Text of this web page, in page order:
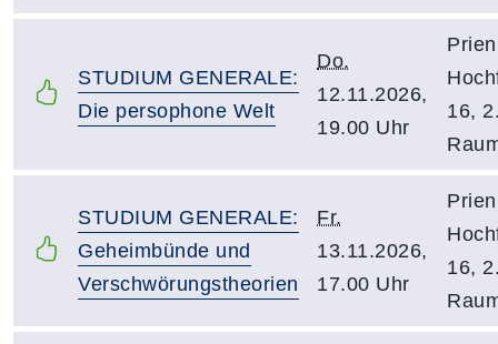
STUDIUM GENERALE:
Die persophone Welt
Do.
12.11.2026,
19.00 Uhr
16,
STUDIUM GENERALE:
Geheimbünde und
Verschwörungstheorien
Fr.
13.11.2026,
17.00 Uhr
16,